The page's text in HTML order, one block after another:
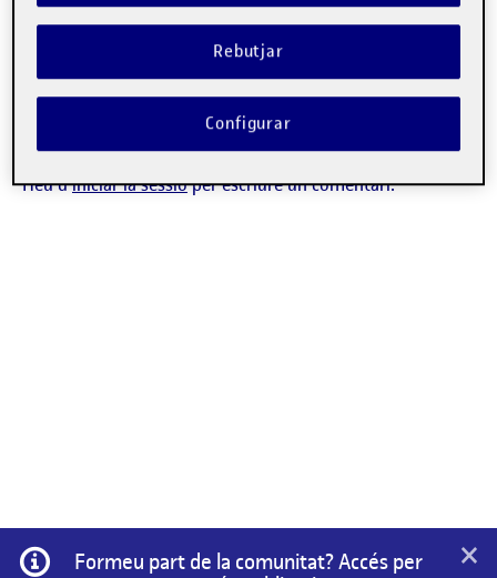
Visibilitat:
Públic-Data de publicació
3 Nov. 20243 novembre, 2024 2:58 pm
-comentariel Primeros pinitos en Snap! Borrones
DEBAT CONTRIBUTION
0
EL PRIMEROS PINITOS EN SNAP!
Heu d'iniciar la sessióper escriure un comentari.
Informació
Formeu part de la comunitat? Accés per
×
Rebutjar
Configurar